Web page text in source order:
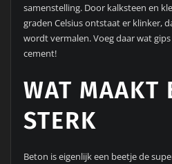
samenstelling. Door kalksteen en
graden Celsius ontstaat er klinker,
wordt vermalen. Voeg daar wat
cement!
WAT MAAKT
STERK
Beton is eigenlijk een beetje de